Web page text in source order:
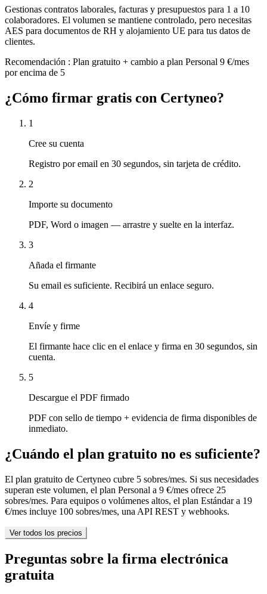
Gestionas contratos laborales, facturas y presupuestos para 1 a 10
colaboradores. El volumen se mantiene controlado, pero necesitas
AES para documentos de RH y alojamiento UE para tus datos de
clientes.
Recomendación : Plan gratuito + cambio a plan Personal 9 €/mes
por encima de 5
¿Cómo firmar gratis con Certyneo?
1
Cree su cuenta
Registro por email en 30 segundos, sin tarjeta de crédito.
2
Importe su documento
PDF, Word o imagen — arrastre y suelte en la interfaz.
3
Añada el firmante
Su email es suficiente. Recibirá un enlace seguro.
4
Envíe y firme
El firmante hace clic en el enlace y firma en 30 segundos, sin
cuenta.
5
Descargue el PDF firmado
PDF con sello de tiempo + evidencia de firma disponibles de
inmediato.
¿Cuándo el plan gratuito no es suficiente?
El plan gratuito de Certyneo cubre 5 sobres/mes. Si sus necesidades
superan este volumen, el plan Personal a 9 €/mes ofrece 25
sobres/mes. Para equipos o volúmenes altos, el plan Estándar a 19
€/mes incluye 100 sobres/mes, una API REST y webhooks.
Ver todos los precios
Preguntas sobre la firma electrónica
gratuita